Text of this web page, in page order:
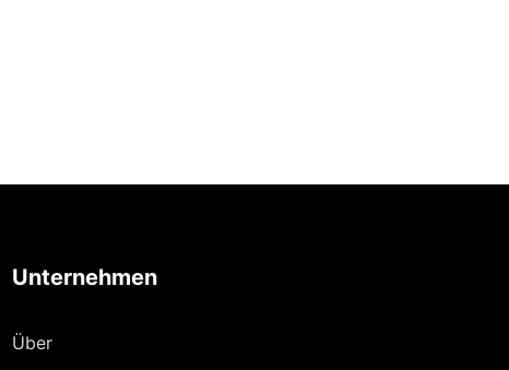
Unternehmen
Über